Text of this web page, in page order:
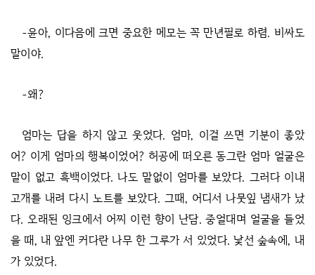
-윤아, 이다음에 크면 중요한 메모는 꼭 만년필로 하렴. 비싸도
말이야.
-왜?
엄마는 답을 하지 않고 웃었다. 엄마, 이걸 쓰면 기분이 좋았
어? 이게 엄마의 행복이었어? 허공에 떠오른 동그란 엄마 얼굴은
말이 없고 흑백이었다. 나도 말없이 엄마를 보았다. 그러다 이내
고개를 내려 다시 노트를 보았다. 그때, 어디서 나뭇잎 냄새가 났
다. 오래된 잉크에서 어찌 이런 향이 난담. 중얼대며 얼굴을 들었
을 때, 내 앞엔 커다란 나무 한 그루가 서 있었다. 낯선 숲속에, 내
가 있었다.